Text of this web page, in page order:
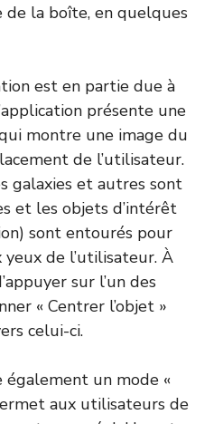
de la boîte, en quelques
est en partie due à
présente une
montre une image du
de l’utilisateur.
galaxies et autres sont
et les objets d’intérêt
sont entourés pour
de l’utilisateur. À
sur l’un des
« Centrer l’objet »
celui-ci.
également un mode «
aux utilisateurs de